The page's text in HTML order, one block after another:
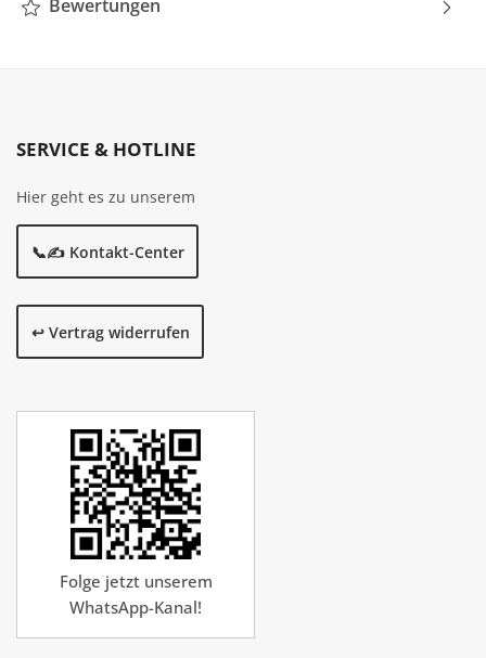
Bewertungen
SERVICE & HOTLINE
Hier geht es zu unserem
📞✍️ Kontakt-Center
↩️ Vertrag widerrufen
Folge jetzt unserem
WhatsApp-Kanal!